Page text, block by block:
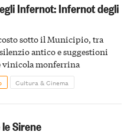
Infernot: Infernot degli
sotto il Municipio, tra
antico e suggestioni
vinicola monferrina
Cultura & Cinema
Sirene